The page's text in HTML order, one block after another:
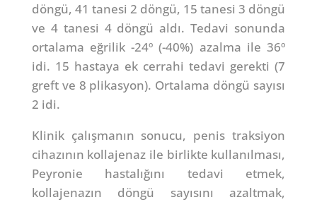
döngü, 41 tanesi 2 döngü, 15 tanesi 3 döngü
ve 4 tanesi 4 döngü aldı. Tedavi sonunda
ortalama eğrilik -24º (-40%) azalma ile 36º
idi. 15 hastaya ek cerrahi tedavi gerekti (7
greft ve 8 plikasyon). Ortalama döngü sayısı
2 idi.
Klinik çalışmanın sonucu, penis traksiyon
cihazının kollajenaz ile birlikte kullanılması,
Peyronie hastalığını tedavi etmek,
kollajenazın döngü sayısını azaltmak,